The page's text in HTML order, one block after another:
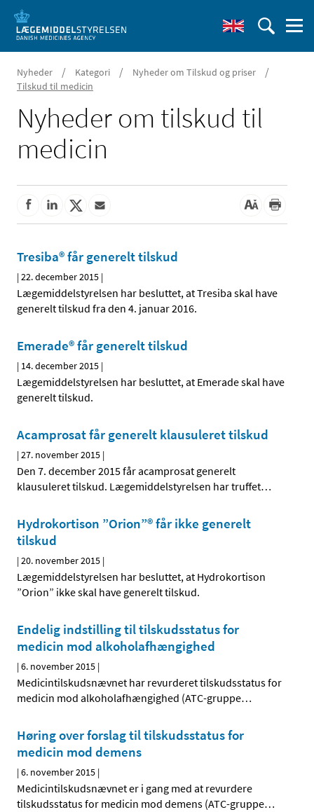
Nyheder / Kategori / Nyheder om Tilskud og priser /
Tilskud til medicin
Nyheder om tilskud til
medicin
Tresiba® får generelt tilskud
|22. december 2015 |
Lægemiddelstyrelsen har besluttet, at Tresiba skal have
generelt tilskud fra den 4. januar 2016.
Emerade® får generelt tilskud
| 14. december 2015 |
Lægemiddelstyrelsen har besluttet, at Emerade skal have
generelt tilskud.
Acamprosat får generelt klausuleret tilskud
|27. november 2015 |
Den 7. december 2015 får acamprosat generelt
klausuleret tilskud. Lægemiddelstyrelsen har truffet…
Hydrokortison ”Orion”® får ikke generelt
tilskud
|20. november 2015 |
Lægemiddelstyrelsen har besluttet, at Hydrokortison
”Orion” ikke skal have generelt tilskud.
Endelig indstilling til tilskudsstatus for
medicin mod alkoholafhængighed
|6. november 2015 |
Medicintilskudsnævnet har revurderet tilskudsstatus for
medicin mod alkoholafhængighed (ATC-gruppe…
Høring over forslag til tilskudsstatus for
medicin mod demens
|6. november 2015 |
Medicintilskudsnævnet er i gang med at revurdere
tilskudsstatus for medicin mod demens (ATC-gruppe…